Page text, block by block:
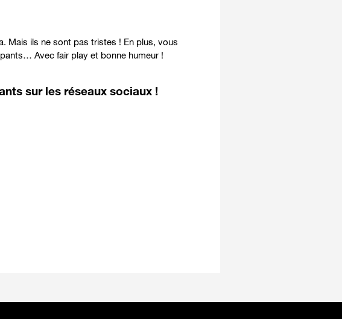
Mais ils ne sont pas tristes ! En plus, vous
Avec fair play et bonne humeur !
sur les réseaux sociaux !